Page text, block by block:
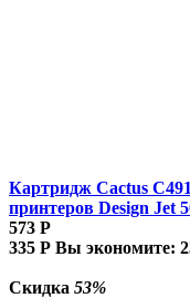
Картридж Cactus
принтеров Design Jet
573 Р
335 Р Вы экономите:
Скидка 53%